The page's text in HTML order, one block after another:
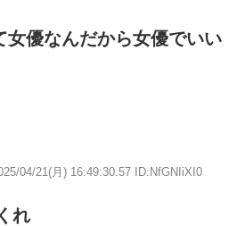
女優なんだから女優でいい
04/21(月) 16:49:30.57 ID:NfGNIiXI0
れ